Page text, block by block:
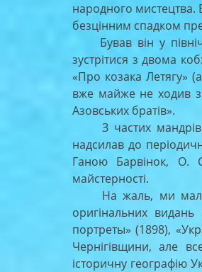
народного мистецтва.
безцінним спадком
Бував він у
зустрітися з двома
«Про козака Летягу»
вже майже не ходив з
Азовських братів».
З частих
надсилав до
Ганою Барвінок, О.
майстерності.
На жаль, ми мало
оригінальних
портреты» (1898),
Чернігівщини, але
історичну географію